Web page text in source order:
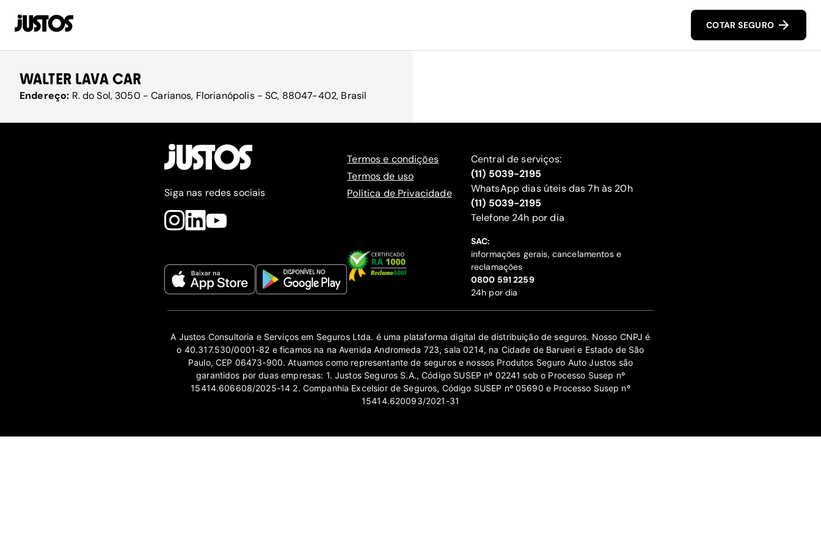
COTAR SEGURO
WALTER LAVA CAR
Endereço: R. do Sol, 3050 - Carianos, Florianópolis - SC, 88047-402, Brasil
Siga nas redes sociais
Termos e condições
Termos de uso
Política de Privacidade
Central de serviços:
(11) 5039-2195
WhatsApp dias úteis das 7h às 20h
(11) 5039-2195
‍Telefone 24h por dia
SAC:
informações gerais, cancelamentos e
reclamações
‍0800 591 2259
24h por dia
A Justos Consultoria e Serviços em Seguros Ltda. é uma plataforma digital de distribuição de seguros. Nosso CNPJ é
o 40.317.530/0001-82 e ficamos na na Avenida Andromeda 723, sala 0214, na Cidade de Barueri e Estado de São
Paulo, CEP 06473-900. Atuamos como representante de seguros e nossos Produtos Seguro Auto Justos são
garantidos por duas empresas: 1. Justos Seguros S.A., Código SUSEP nº 02241 sob o Processo Susep nº
15414.606608/2025-14 2. Companhia Excelsior de Seguros, Código SUSEP nº 05690 e Processo Susep nº
15414.620093/2021-31